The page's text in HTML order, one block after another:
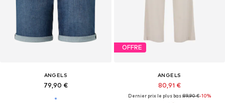
ANGELS
79,90 €
OFFRE
ANGELS
80,91 €
Dernier prix le plus bas :89,90 €-10%